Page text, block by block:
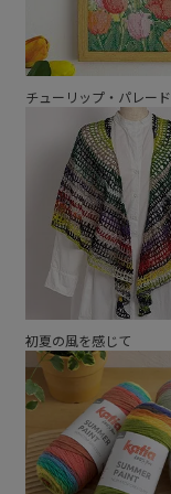
チューリップ・パレード
初夏の風を感じて